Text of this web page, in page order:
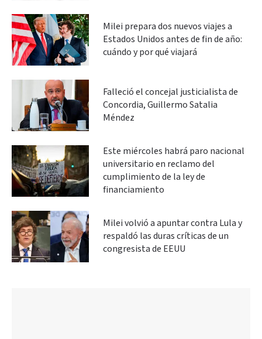
Milei prepara dos nuevos viajes a
Estados Unidos antes de fin de año:
cuándo y por qué viajará
Falleció el concejal justicialista de
Concordia, Guillermo Satalia
Méndez
Este miércoles habrá paro nacional
universitario en reclamo del
cumplimiento de la ley de
financiamiento
Milei volvió a apuntar contra Lula y
respaldó las duras críticas de un
congresista de EEUU